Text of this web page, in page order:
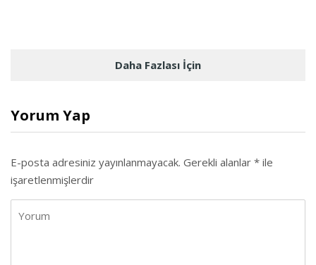
Daha Fazlası İçin
Yorum Yap
E-posta adresiniz yayınlanmayacak. Gerekli alanlar * ile
işaretlenmişlerdir